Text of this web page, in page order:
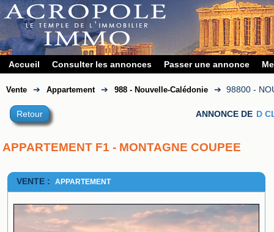
Accueil Consulter les annonces Passer une annonce
Vente ➔ Appartement ➔ 988 - Nouvelle-Calédonie ➔ 98800 -
Retour ANNONCE DE D
APPARTEMENT F1 - MONTAGNE COUPEE
VENTE : APPARTEMENT